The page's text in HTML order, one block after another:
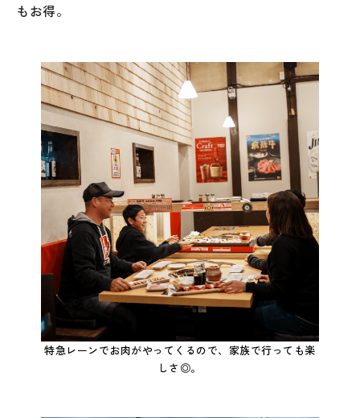
もお得。
特急レーンでお肉がやってくるので、家族で行っても楽
しさ◎。